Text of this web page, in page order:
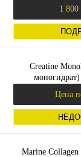
1 800
Creatine
Цена
Marine Collagen